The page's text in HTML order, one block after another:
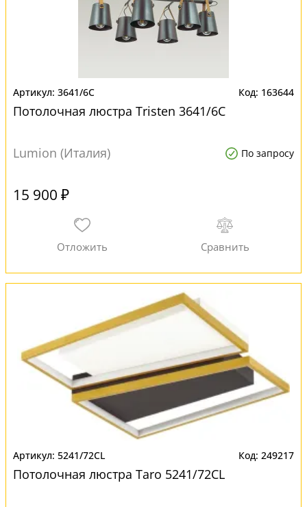
3641/6C 163644
Потолочная люстра Tristen 3641/6C
Lumion (Италия) По запросу
15 900 ₽
5241/72CL 249217
Потолочная люстра Taro 5241/72CL